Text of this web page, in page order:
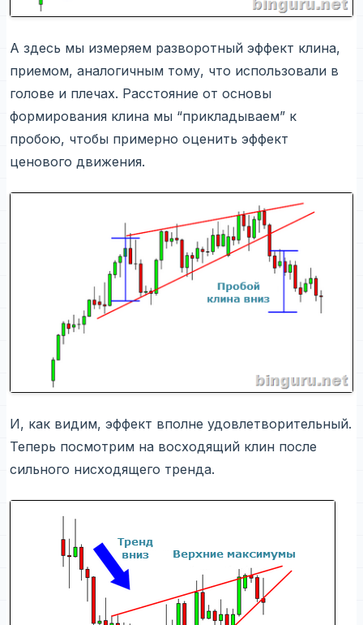
А здесь мы измеряем разворотный эффект клина,
приемом, аналогичным тому, что использовали в
голове и плечах. Расстояние от основы
формирования клина мы “прикладываем” к
пробою, чтобы примерно оценить эффект
ценового движения.
И, как видим, эффект вполне удовлетворительный.
Теперь посмотрим на восходящий клин после
сильного нисходящего тренда.